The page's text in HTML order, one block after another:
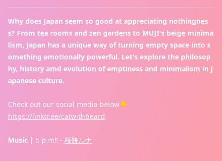
Why does Japan seem so good at appreciating nothingnes
s? From tea rooms and zen gardens to MUJI's beige minima
lism, Japan has a unique way of turning empty space into s
omething emotionally powerful. Let's explore the philosop
hy, history amd evolution of emptiness and minimalism in J
apanese culture.
Check out our social media below👇
https://linktr.ee/catwithbeard
Music | 5 p.m‼ - 桜餅ルナ